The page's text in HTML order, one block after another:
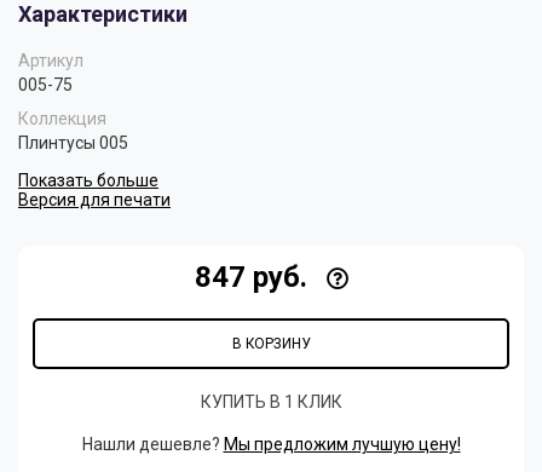
Скрытое освещение
Хай Тек
Цветные плинтусы
Характеристики
Артикул
005-75
Коллекция
Плинтусы 005
Показать больше
Версия для печати
847 руб.
В КОРЗИНУ
КУПИТЬ В 1 КЛИК
Нашли дешевле? Мы предложим лучшую цену!